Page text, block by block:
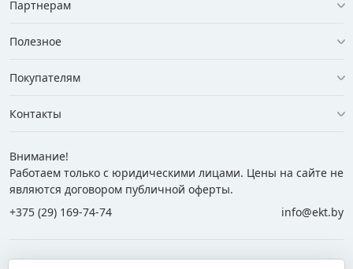
Партнерам
Полезное
Покупателям
Контакты
Внимание!
Работаем только с юридическими лицами. Цены на сайте не
являются договором публичной оферты.
+375 (29) 169-74-74
info@ekt.by